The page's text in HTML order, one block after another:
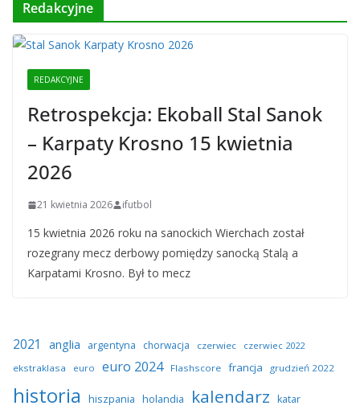
Redakcyjne
REDAKCYJNE
Retrospekcja: Ekoball Stal Sanok
– Karpaty Krosno 15 kwietnia
2026
21 kwietnia 2026 ifutbol
15 kwietnia 2026 roku na sanockich Wierchach został
rozegrany mecz derbowy pomiędzy sanocką Stalą a
Karpatami Krosno. Był to mecz
2021 anglia argentyna chorwacja czerwiec
czerwiec 2022
ekstraklasa
euro euro 2024 Flashscore francja grudzień 2022
historia hiszpania holandia kalendarz katar